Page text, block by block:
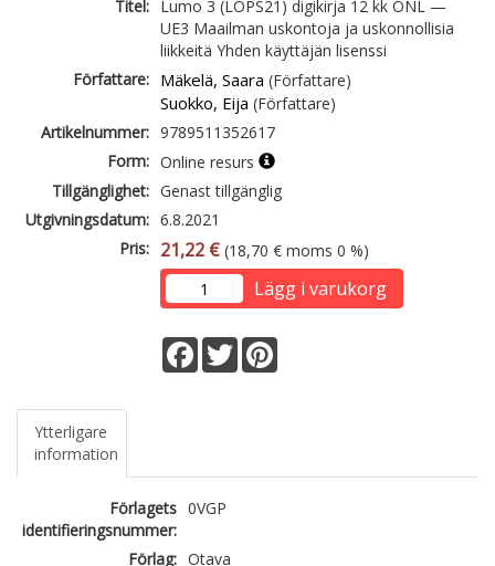
Titel: Lumo 3 (LOPS21) digikirja 12 kk ONL —
UE3 Maailman uskontoja ja uskonnollisia
liikkeitä Yhden käyttäjän lisenssi
Författare: Mäkelä, Saara (Författare)
Suokko, Eija (Författare)
Artikelnummer: 9789511352617
Form: Online resurs
Tillgänglighet: Genast tillgänglig
Utgivningsdatum: 6.8.2021
Pris: 21,22 € (18,70 € moms 0 %)
Lägg i varukorg
Facebook
Twitter
Ytterligare
information
Förlagets
identifieringsnummer:
0VGP
Förlag: Otava